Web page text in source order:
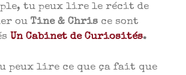
tu peux lire le récit de
ou Tine & Chris ce sont
Un Cabinet de Curiosités.
peux lire ce que ça fait que